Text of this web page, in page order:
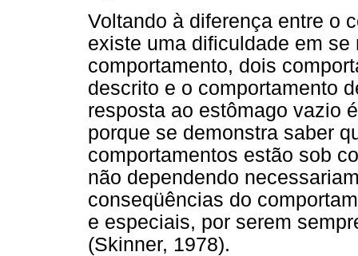
Voltando à diferença entre o
existe uma dificuldade em
comportamento, dois
descrito e o comportamento
resposta ao estômago vazio
porque se demonstra saber
comportamentos estão sob
não dependendo
conseqüências do
e especiais, por serem
(Skinner, 1978).